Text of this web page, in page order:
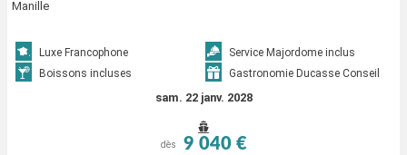
Manille
Luxe Francophone
Service Majordome inclus
Boissons incluses
Gastronomie Ducasse Conseil
sam. 22 janv. 2028
dès 9 040 €